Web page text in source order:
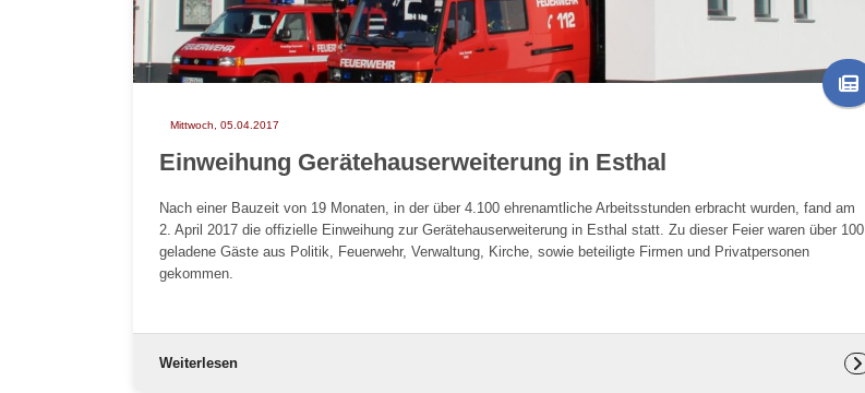
Mittwoch, 05.04.2017
Einweihung Gerätehauserweiterung in Esthal
Nach einer Bauzeit von 19 Monaten, in der über 4.100 ehrenamtliche Arbeitsstunden erbracht wurden, fand am
2. April 2017 die offizielle Einweihung zur Gerätehauserweiterung in Esthal statt. Zu dieser Feier waren über 100
geladene Gäste aus Politik, Feuerwehr, Verwaltung, Kirche, sowie beteiligte Firmen und Privatpersonen
gekommen.
Weiterlesen